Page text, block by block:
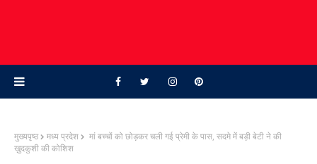
मुख्यपृष्ठ मध्य प्रदेश
मां बच्चों को छोड़कर चली गई प्रेमी के पास, सदमे में बड़ी बेटी ने की
ख़ुदकुशी की कोशिश